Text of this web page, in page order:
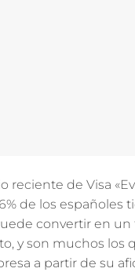
reciente de Visa
de los españoles
convertir en un
y son muchos los
a partir de su